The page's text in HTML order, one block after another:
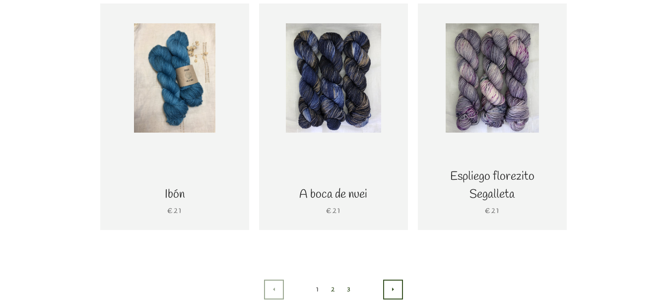
Ibón
€21
A boca de nuei
€21
Espliego florezito
Segalleta
€21
1 2 3